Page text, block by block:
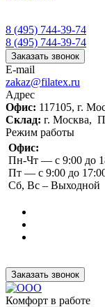
8 (495) 744-39-74
8 (495) 744-39-74
Заказать звонок
E-mail
zakaz@filatex.ru
Адрес
Офис: 117105, г.
Склад: г. Москва,
Режим работы
Офис:
Пн-Чт — с 9:00 до
Пт — с 9:00 до
Сб, Вс – Выходной
Заказать звонок
Комфорт в работе